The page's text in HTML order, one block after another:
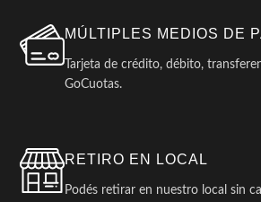
MÚLTIPLES MEDIOS DE
Tarjeta de crédito, débito,
GoCuotas.
RETIRO EN LOCAL
Podés retirar en nuestro local sin